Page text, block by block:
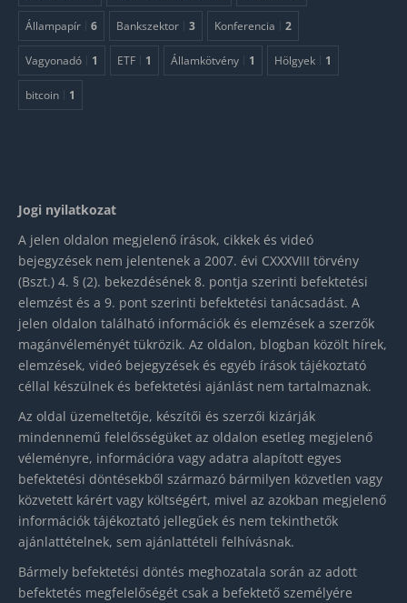
Állampapír 6 Bankszektor 3 Konferencia 2
Vagyonadó 1 ETF 1 Államkötvény 1 Hölgyek 1
bitcoin 1
Jogi nyilatkozat
A jelen oldalon megjelenő írások, cikkek és videó
bejegyzések nem jelentenek a 2007. évi CXXXVIII törvény
(Bszt.) 4. § (2). bekezdésének 8. pontja szerinti befektetési
elemzést és a 9. pont szerinti befektetési tanácsadást. A
jelen oldalon található információk és elemzések a szerzők
magánvéleményét tükrözik. Az oldalon, blogban közölt hírek,
elemzések, videó bejegyzések és egyéb írások tájékoztató
céllal készülnek és befektetési ajánlást nem tartalmaznak.
Az oldal üzemeltetője, készítői és szerzői kizárják
mindennemű felelősségüket az oldalon esetleg megjelenő
véleményre, információra vagy adatra alapított egyes
befektetési döntésekből származó bármilyen közvetlen vagy
közvetett kárért vagy költségért, mivel az azokban megjelenő
információk tájékoztató jellegűek és nem tekinthetők
ajánlattételnek, sem ajánlattételi felhívásnak.
Bármely befektetési döntés meghozatala során az adott
befektetés megfelelőségét csak a befektető személyére